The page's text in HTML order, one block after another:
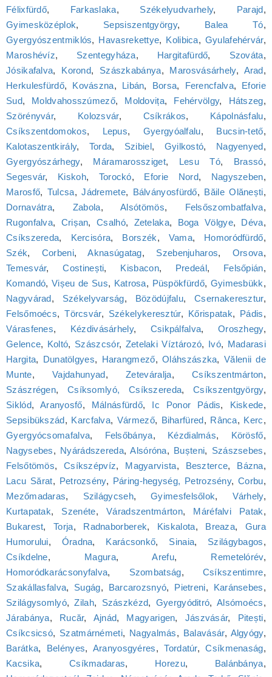
Félixfürdő, Farkaslaka, Székelyudvarhely, Parajd,
Gyimesközéplok, Sepsiszentgyörgy, Balea Tó,
Gyergyószentmiklós, Havasrekettye, Kolibica, Gyulafehérvár,
Maroshévíz, Szentegyháza, Hargitafürdő, Szováta,
Jósikafalva, Korond, Szászkabánya, Marosvásárhely, Arad,
Herkulesfürdő, Kovászna, Libán, Borsa, Ferencfalva, Eforie
Sud, Moldvahosszúmező, Moldovița, Fehérvölgy, Hátszeg,
Szörényvár, Kolozsvár, Csíkrákos, Kápolnásfalu,
Csíkszentdomokos, Lepus, Gyergyóalfalu, Bucsin-tető,
Kalotaszentkirály, Torda, Szibiel, Gyilkostó, Nagyenyed,
Gyergyószárhegy, Máramarossziget, Lesu Tó, Brassó,
Segesvár, Kiskoh, Torockó, Eforie Nord, Nagyszeben,
Marosfő, Tulcsa,Jádremete, Bálványosfürdő, Băile Olănești,
Dornavátra, Zabola,Alsótömös, Felsőszombatfalva,
Rugonfalva, Crișan,Csalhó, Zetelaka, Boga Völgye, Déva,
Csíkszereda, Kercisóra, Borszék, Vama, Homoródfürdő,
Szék, Corbeni,Aknasúgatag, Szebenjuharos, Orsova,
Temesvár,Costinești, Kisbacon, Predeál, Felsőpián,
Komandó, Vișeu de Sus, Katrosa, Püspökfürdő, Gyimesbükk,
Nagyvárad, Székelyvarság, Bözödújfalu,Csernakeresztur,
Felsőmoécs,Törcsvár, Székelykeresztúr, Kőrispatak, Pádis,
Várasfenes, Kézdivásárhely, Csikpálfalva, Oroszhegy,
Gelence, Koltó, Szászcsór, Zetelaki Víztározó, Ivó, Madarasi
Hargita, Dunatölgyes, Harangmező,Oláhszászka, Vălenii de
Munte,Vajdahunyad,Zeteváralja,Csíkszentmárton,
Szászrégen, Csíksomlyó, Csíkszereda,Csíkszentgyörgy,
Siklód, Aranyosfő, Málnásfürdő, Ic Ponor Pádis, Kiskede,
Sepsibükszád, Karcfalva, Vármező, Biharfüred, Rânca, Kerc,
Gyergyócsomafalva, Felsőbánya, Kézdialmás, Körösfő,
Nagysebes, Nyárádszereda,Alsóróna, Bușteni, Szászsebes,
Felsőtömös, Csíkszépvíz, Magyarvista, Beszterce, Bázna,
Lacu Sărat, Petrozsény, Páring-hegység, Petrozsény,Corbu,
Mezőmadaras, Szilágycseh,Gyimesfelsőlok, Várhely,
Kurtapatak, Szenéte,Váradszentmárton, Máréfalvi Patak,
Bukarest,Torja, Radnaborberek, Kiskalota, Breaza, Gura
Humorului, Óradna, Karácsonkő, Sinaia, Szilágybagos,
Csíkdelne, Magura,Arefu, Remetelórév,
Homoródkarácsonyfalva, Szombatság, Csíkszentimre,
Szakállasfalva, Sugág, Barcarozsnyó, Pietreni, Karánsebes,
Szilágysomlyó,Zilah, Szászkézd, Gyergyóditró, Alsómoécs,
Járabánya, Rucăr, Ajnád, Magyarigen, Jászvásár, Pitești,
Csíkcsicsó, Szatmárnémeti, Nagyalmás, Balavásár, Algyógy,
Barátka, Belényes, Aranyosgyéres,Tordatúr,Csíkmenaság,
Kacsika, Csíkmadaras, Horezu, Balánbánya,